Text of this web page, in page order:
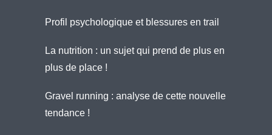
Profil psychologique et blessures en trail
La nutrition : un sujet qui prend de plus en
plus de place !
Gravel running : analyse de cette nouvelle
tendance !